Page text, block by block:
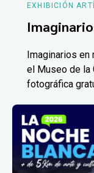
EXHIBICIÓN
Imaginarios en
el Museo de la
fotográfica